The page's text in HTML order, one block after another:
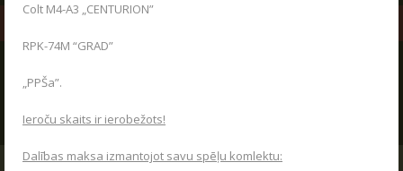
Colt M4-A3 „CENTURION”
RPK-74М “GRAD”
„PPŠa”.
Ieroču skaits ir ierobežots!
Dalības maksa izmantojot savu spēļu komlektu:
+371 25279962
UZRAKSTĪT MUMS